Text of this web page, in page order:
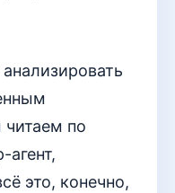
по
агент,
это, конечно,